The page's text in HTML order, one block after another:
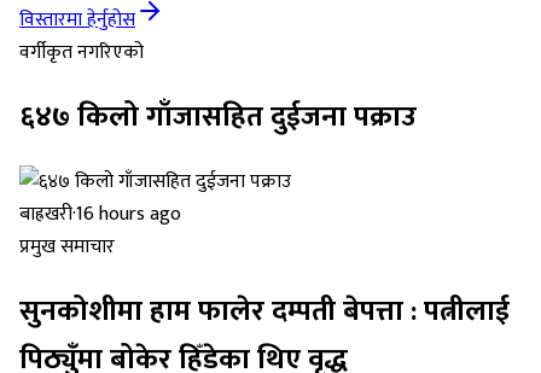
विस्तारमा हेर्नुहोस
वर्गीकृत नगरिएको
६४७ किलो गाँजासहित दुईजना पक्राउ
बाह्रखरी·16 hours ago
प्रमुख समाचार
सुनकोशीमा हाम फालेर दम्पती बेपत्ता : पत्नीलाई
पिठ्युँमा बोकेर हिँडेका थिए वृद्ध